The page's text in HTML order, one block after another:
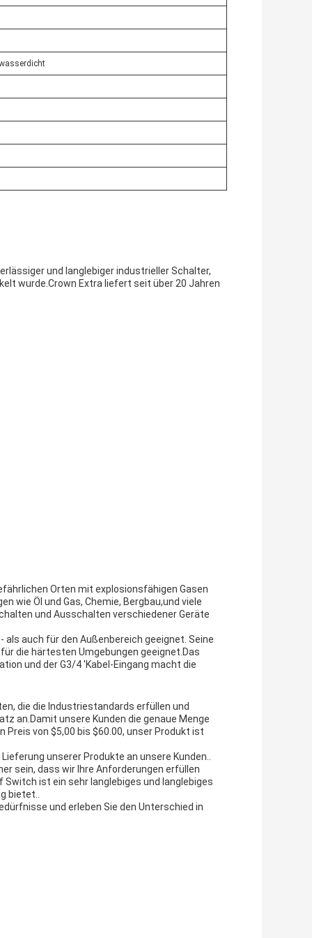
und langlebiger industrieller Schalter,
wurde.Crown Extra liefert seit über 20 Jahren
Orten mit explosionsfähigen Gasen
wie Öl und Gas, Chemie, Bergbau,und viele
und Ausschalten verschiedener Geräte
auch für den Außenbereich geeignet. Seine
die härtesten Umgebungen geeignet.Das
und der G3/4 'Kabel-Eingang macht die
die die Industriestandards erfüllen und
an.Damit unsere Kunden die genaue Menge
von $5,00 bis $60.00, unser Produkt ist
unserer Produkte an unsere Kunden..
sein, dass wir Ihre Anforderungen erfüllen
Switch ist ein sehr langlebiges und langlebiges
bietet..
und erleben Sie den Unterschied in